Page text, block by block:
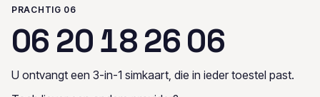
PRACHTIG 06
06 20182606
U ontvangt een 3-in-1 simkaart, die in ieder toestel past.